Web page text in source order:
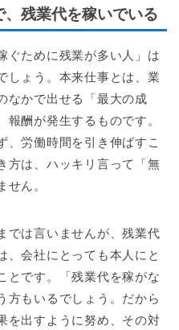
残業代を稼いでいる
ぐために残業が多い人」は
しょう。本来仕事とは、業
なかで出せる「最大の成
酬が発生するものです。
、労働時間を引き伸ばすこ
方は、ハッキリ言って「無
せん。
では言いませんが、残業代
、会社にとっても本人にと
とです。「残業代を稼がな
方もいるでしょう。だから
を出すように努め、その対